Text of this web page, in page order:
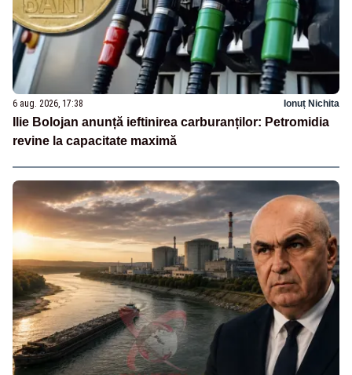
6 aug. 2026, 17:38 Ionuț Nichita
Ilie Bolojan anunță ieftinirea carburanților: Petromidia
revine la capacitate maximă